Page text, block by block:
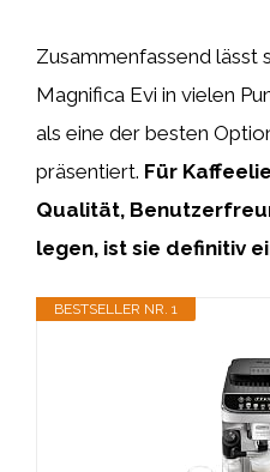
Zusammenfassend lässt
Magnifica Evi in vielen
als eine der besten
präsentiert. Für
Qualität,
legen, ist sie definitiv
BESTSELLER NR. 1